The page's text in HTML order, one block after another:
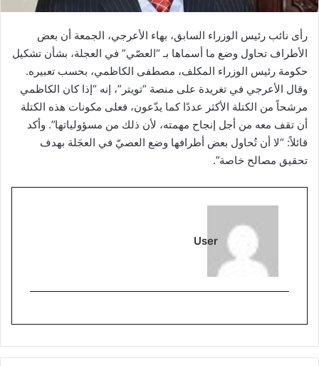
رأى نائب رئيس الوزراء السابق، بهاء الأعرجي، الجمعة أن بعض
الأطراف تحاول وضع ما أسماها بـ “العصّي” في العجلة، بشأن تشكيل
حكومة رئيس الوزراء المكلف، مصطفى الكاظمي، بحسب تعبيره.
وقال الأعرجي في تغريدة على منصة “تويتر”، إنه “إذا كان الكاظمي
مرشحاً من الكتلة الأكثر عددًا كما يدّعون، فعلى مكونات هذه الكتلة
أن تقف معه من أجل إنجاح مهمته، لأن ذلك من مسؤولياتها”. وأكد
قائلاً: “لا أن تُحاول بعض أطرافها وضع العصيّ في العجَلة بهدف
تحقيق مصالح خاصة”.
User